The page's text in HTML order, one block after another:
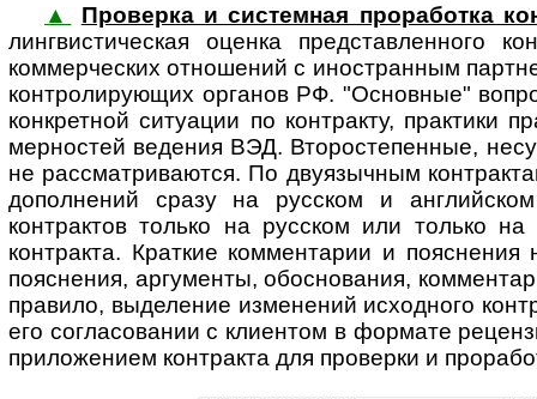
▲
Проверка и системная проработка
линг­вис­ти­чес­кая оценка представ­ленного
коммерческих отношений с ино­стран­ным
конт­ро­ли­ру­ю­щих органов РФ. "Основные"
конкретной ситуации по контракту,
мерностей ведения ВЭД. Второстепенные,
не рассмат­риваются. По двуязычным
дополнений сразу на русском и
контрактов только на русском или только
контракта. Краткие комментарии и
пояснения, аргументы, обоснования,
правило, выделение изменений исходного
его согласовании с клиентом в формате
прило­жением контракта для проверки и